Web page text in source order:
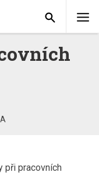
při pracovních